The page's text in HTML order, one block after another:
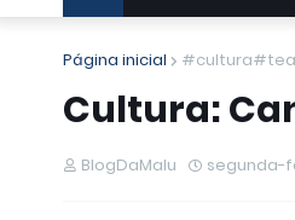
Página inicial
Cultura:
BlogDaMalu segunda-